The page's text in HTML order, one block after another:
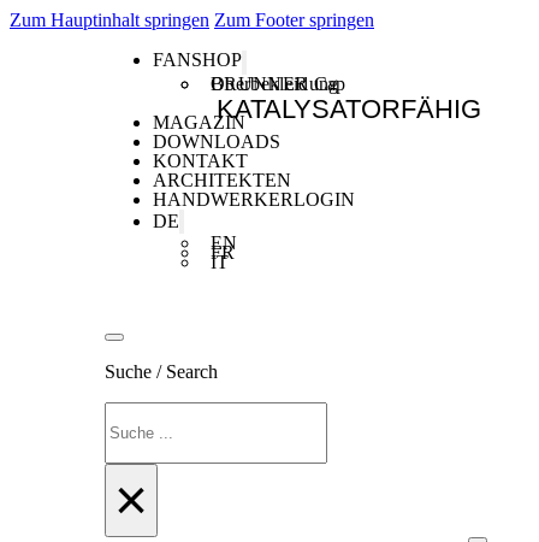
Zum Hauptinhalt springen Zum Footer springen
FANSHOP
Oberbekleidung
BRUNNER Cap
MAGAZIN
DOWNLOADS
KONTAKT
ARCHITEKTEN
HANDWERKERLOGIN
DE
EN
FR
IT
Suche / Search
×
KATALYSATORFÄHIG